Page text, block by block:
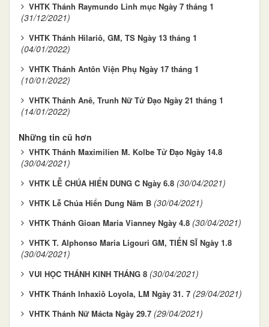
VHTK Thánh Raymundo Linh mục Ngày 7 tháng 1
(31/12/2021)
VHTK Thánh Hilariô, GM, TS Ngày 13 tháng 1
(04/01/2022)
VHTK Thánh Antôn Viện Phụ Ngày 17 tháng 1
(10/01/2022)
VHTK Thánh Anê, Trunh Nữ Tử Đạo Ngày 21 tháng 1
(14/01/2022)
Những tin cũ hơn
VHTK Thánh Maximilien M. Kolbe Tử Đạo Ngày 14.8
(30/04/2021)
VHTK LỄ CHÚA HIỂN DUNG C Ngày 6.8 (30/04/2021)
VHTK Lễ Chúa Hiển Dung Năm B (30/04/2021)
VHTK Thánh Gioan Maria Vianney Ngày 4.8 (30/04/2021)
VHTK T. Alphonso Maria Ligouri GM, TIẾN SĨ Ngày 1.8
(30/04/2021)
VUI HỌC THÁNH KINH THÁNG 8 (30/04/2021)
VHTK Thánh Inhaxiô Loyola, LM Ngày 31. 7 (29/04/2021)
VHTK Thánh Nữ Mácta Ngày 29.7 (29/04/2021)